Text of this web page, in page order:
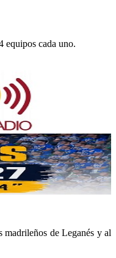
equipos cada uno.
de Leganés y al